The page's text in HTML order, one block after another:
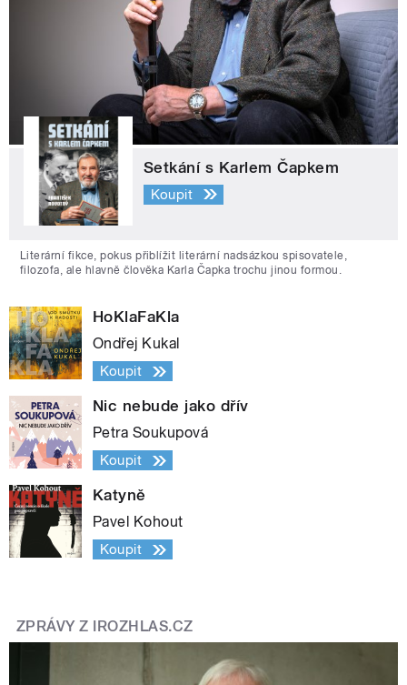
Setkání s Karlem Čapkem
Koupit
Literární fikce, pokus přiblížit literární nadsázkou spisovatele,
filozofa, ale hlavně člověka Karla Čapka trochu jinou formou.
HoKlaFaKla
Ondřej Kukal
Koupit
Nic nebude jako dřív
Petra Soukupová
Koupit
Katyně
Pavel Kohout
Koupit
ZPRÁVY Z IROZHLAS.CZ